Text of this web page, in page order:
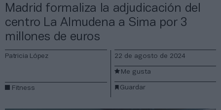
Madrid formaliza la adjudicación del
centro La Almudena a Sima por 3
millones de euros
Patricia López
Fitness
22 de agosto de 2024
Guardar
Me gusta